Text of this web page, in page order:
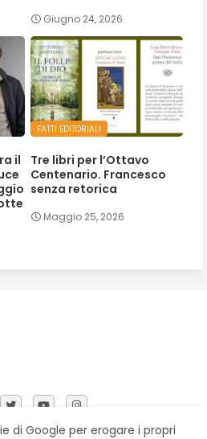
Giugno 24, 2026
il
FATTI EDITORIALI
Tre libri per l’Ottavo
Centenario. Francesco
senza retorica
Maggio 25, 2026
di Google per erogare i propri